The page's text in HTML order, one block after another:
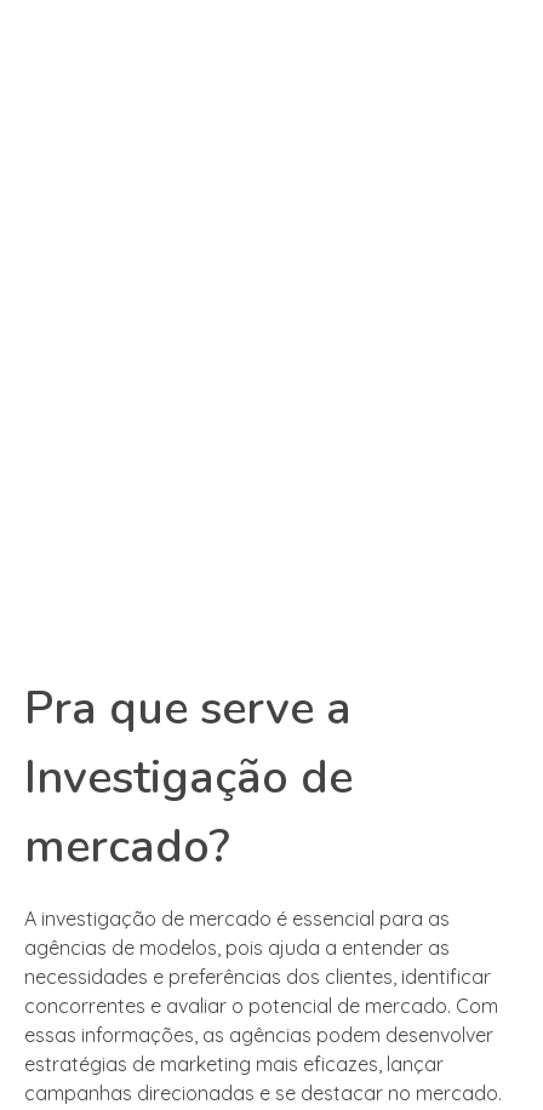
Pra que serve a
Investigação de
mercado?
A investigação de mercado é essencial para as
agências de modelos, pois ajuda a entender as
necessidades e preferências dos clientes, identificar
concorrentes e avaliar o potencial de mercado. Com
essas informações, as agências podem desenvolver
estratégias de marketing mais eficazes, lançar
campanhas direcionadas e se destacar no mercado.